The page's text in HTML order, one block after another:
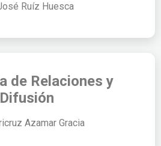
Ruíz Huesca
de Relaciones y
Difusión
Azamar Gracia